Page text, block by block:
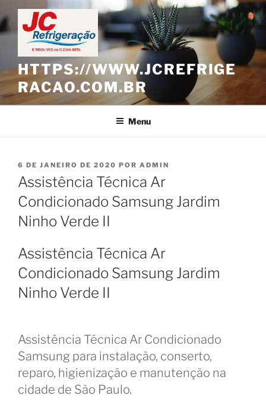
Pular
para
o
conteúdo
HTTPS://WWW.JCREFRIGE
RACAO.COM.BR
Menu
PUBLICADO
EM
6 DE JANEIRO DE 2020 POR ADMIN
Assistência Técnica Ar
Condicionado Samsung Jardim
Ninho Verde II
Assistência Técnica Ar
Condicionado Samsung Jardim
Ninho Verde II
Assistência Técnica Ar Condicionado
Samsung para instalação, conserto,
reparo, higienização e manutenção na
cidade de São Paulo.